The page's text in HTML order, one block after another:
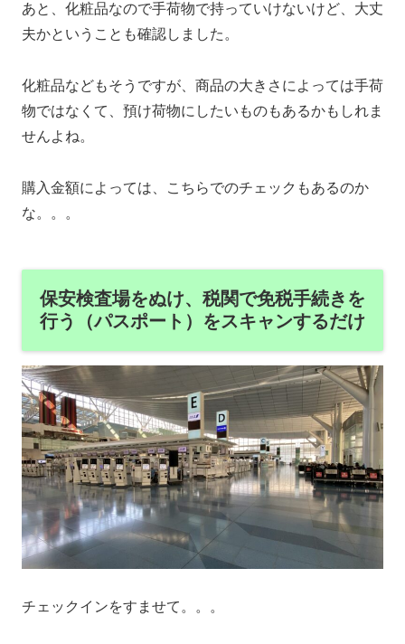
あと、化粧品なので手荷物で持っていけないけど、大丈
夫かということも確認しました。
化粧品などもそうですが、商品の大きさによっては手荷
物ではなくて、預け荷物にしたいものもあるかもしれま
せんよね。
購入金額によっては、こちらでのチェックもあるのか
な。。。
保安検査場をぬけ、税関で免税手続きを
行う（パスポート）をスキャンするだけ
チェックインをすませて。。。